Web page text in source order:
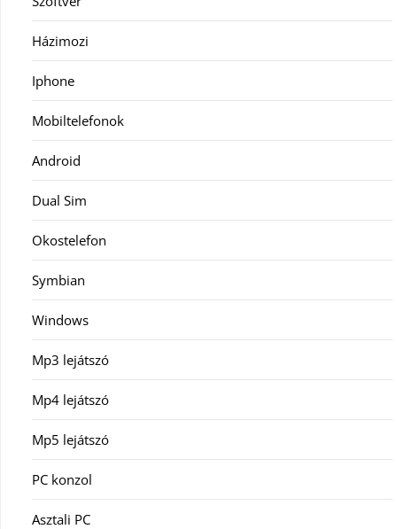
Házimozi
Iphone
Mobiltelefonok
Android
Dual Sim
Okostelefon
Symbian
Windows
Mp3 lejátszó
Mp4 lejátszó
Mp5 lejátszó
PC konzol
Asztali PC